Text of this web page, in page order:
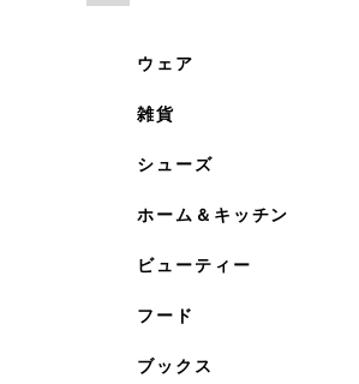
ウェア
雑貨
シューズ
ホーム＆キッチン
ビューティー
フード
ブックス